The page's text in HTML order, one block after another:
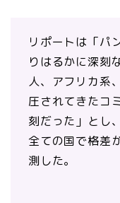
リポートは「パ
りはるかに深刻
人、アフリカ系
圧されてきたコ
刻だった」とし
全ての国で格差
測した。